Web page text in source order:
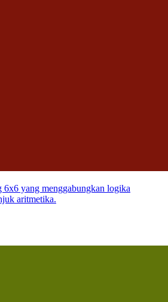
6x6 yang menggabungkan logika
aritmetika.